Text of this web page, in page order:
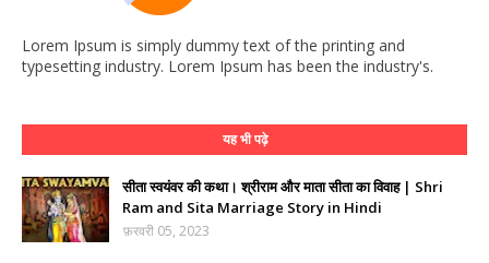
Lorem Ipsum is simply dummy text of the printing and
typesetting industry. Lorem Ipsum has been the industry's.
यह भी पढ़े
सीता स्वयंवर की कथा। श्रीराम और माता सीता का विवाह | Shri
Ram and Sita Marriage Story in Hindi
फ़रवरी 05, 2023